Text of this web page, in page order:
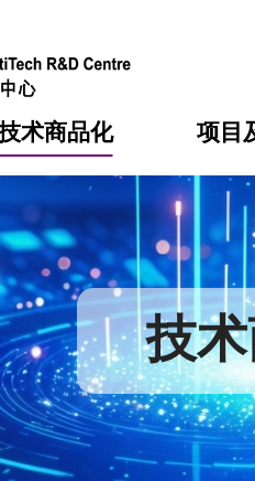
介
使命
畴
构
构
问
通告
术商品化
授权之技术
于公共服务之创新技术
目
项目
划
重点
计划
划
惠
发项目计划书
动向
动
心
导
服务
会籍
列表
入 技